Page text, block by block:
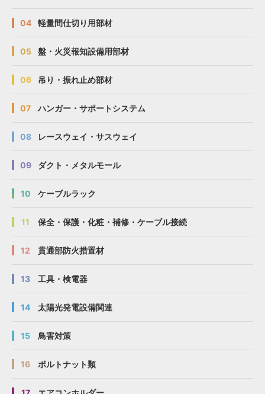
04 軽量間仕切り用部材
05 盤・火災報知設備用部材
06 吊り・振れ止め部材
07 ハンガー・サポートシステム
08 レースウェイ・サスウェイ
09 ダクト・メタルモール
10 ケーブルラック
11 保全・保護・化粧・補修・ケーブル接続
12 貫通部防火措置材
13 工具・検電器
14 太陽光発電設備関連
15 鳥害対策
16 ボルトナット類